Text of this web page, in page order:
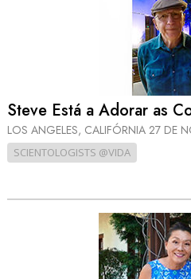
Steve Está a Adorar as
LOS ANGELES, CALIFÓRNIA 27 DE
SCIENTOLOGISTS @VIDA